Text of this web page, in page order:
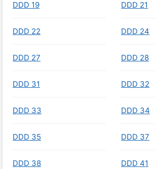
DDD 19 DDD 21
DDD 22 DDD 24
DDD 27 DDD 28
DDD 31 DDD 32
DDD 33 DDD 34
DDD 35 DDD 37
DDD 38 DDD 41